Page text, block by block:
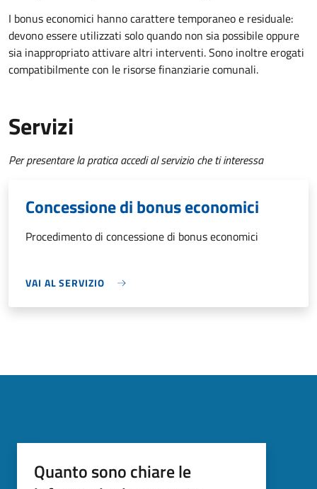
I bonus economici hanno carattere temporaneo e residuale:
devono essere utilizzati solo quando non sia possibile oppure
sia inappropriato attivare altri interventi. Sono inoltre erogati
compatibilmente con le risorse finanziarie comunali.
Servizi
Per presentare la pratica accedi al servizio che ti interessa
Concessione di bonus economici
Procedimento di concessione di bonus economici
VAI AL SERVIZIO
Quanto sono chiare le